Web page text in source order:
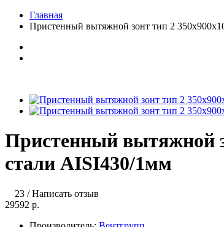
Главная
Пристенный вытяжной зонт тип 2
Пристенный вытяжной
стали AISI430/1мм
23 /Написать отзыв
29592 р.